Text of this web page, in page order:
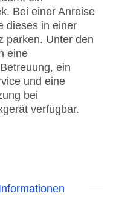
Bei einer Anreise
dieses in einer
parken. Unter den
eine
ein
und eine
bei
verfügbar.